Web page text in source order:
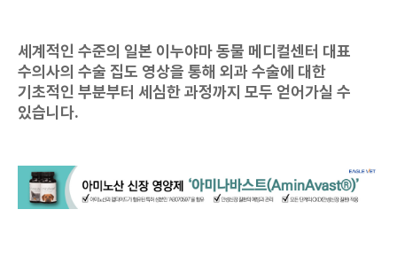
세계적인 수준의 일본 이누야마 동물 메디컬센터 대표
수의사의 수술 집도 영상을 통해 외과 수술에 대한
기초적인 부분부터 세심한 과정까지 모두 얻어가실 수
있습니다.